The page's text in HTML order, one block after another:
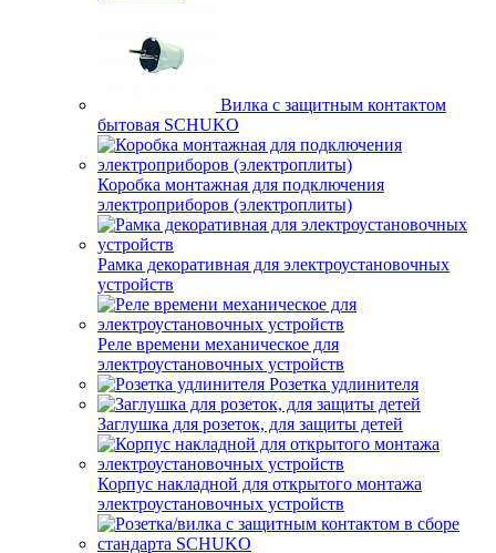
Вилка с защитным контактом
бытовая SCHUKO
Коробка монтажная для подключения
электроприборов (электроплиты)
Рамка декоративная для электроустановочных
устройств
Реле времени механическое для
электроустановочных устройств
Розетка удлинителя
Заглушка для розеток, для защиты детей
Корпус накладной для открытого монтажа
электроустановочных устройств